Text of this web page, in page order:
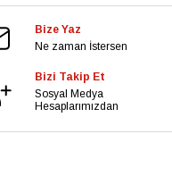
Bize Yaz
Ne zaman İstersen
Bizi Takip Et
Sosyal Medya
Hesaplarımızdan